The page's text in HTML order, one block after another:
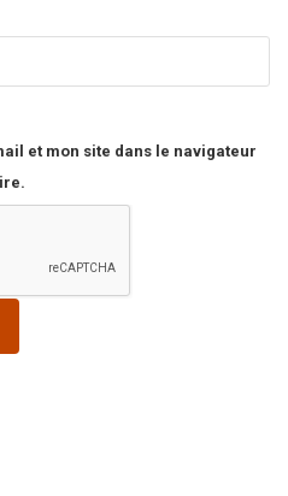
et mon site dans le navigateur